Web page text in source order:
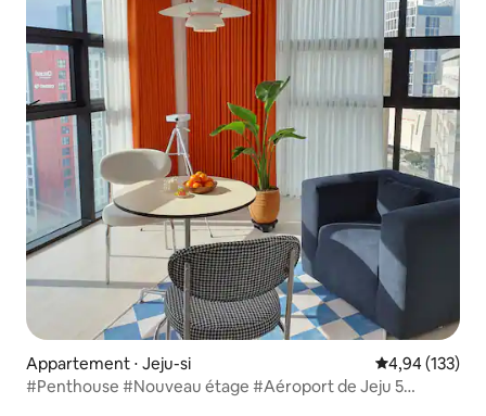
Appartement ⋅ Jeju-si Évaluation
4,94 (133)
#Penthouse #Nouveau étage #Aéroport de Jeju 5